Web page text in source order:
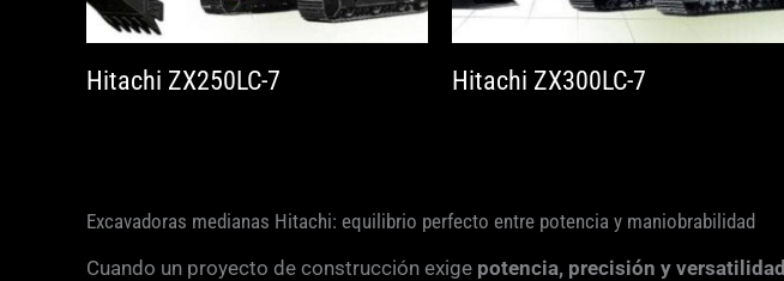
Hitachi ZX250LC-7 Hitachi ZX300LC-7
Excavadoras medianas Hitachi: equilibrio perfecto entre potencia y maniobrabilidad
Cuando un proyecto de construcción exige potencia, precisión y versatilidad